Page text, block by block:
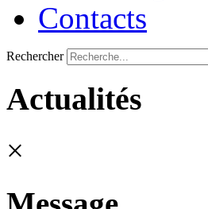
Contacts
Rechercher
Actualités
×